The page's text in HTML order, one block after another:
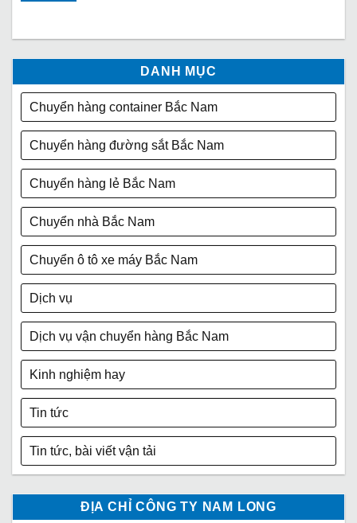
DANH MỤC
Chuyển hàng container Bắc Nam
Chuyển hàng đường sắt Bắc Nam
Chuyển hàng lẻ Bắc Nam
Chuyển nhà Bắc Nam
Chuyển ô tô xe máy Bắc Nam
Dịch vụ
Dịch vụ vận chuyển hàng Bắc Nam
Kinh nghiệm hay
Tin tức
Tin tức, bài viết vận tải
ĐỊA CHỈ CÔNG TY NAM LONG